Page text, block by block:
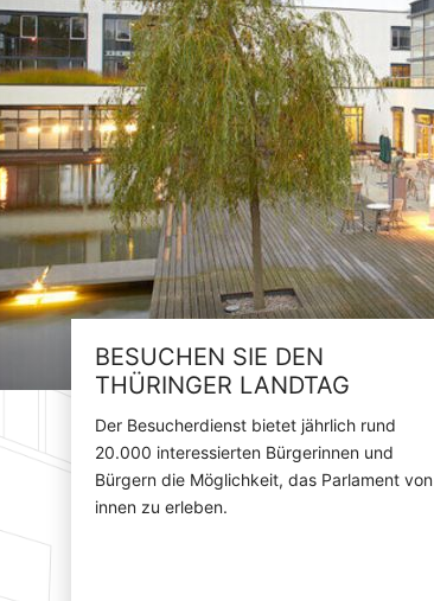
BESUCHEN SIE DEN
THÜRINGER LANDTAG
Der Besucherdienst bietet jährlich rund
20.000 interessierten Bürgerinnen und
Bürgern die Möglichkeit, das Parlament von
innen zu erleben.